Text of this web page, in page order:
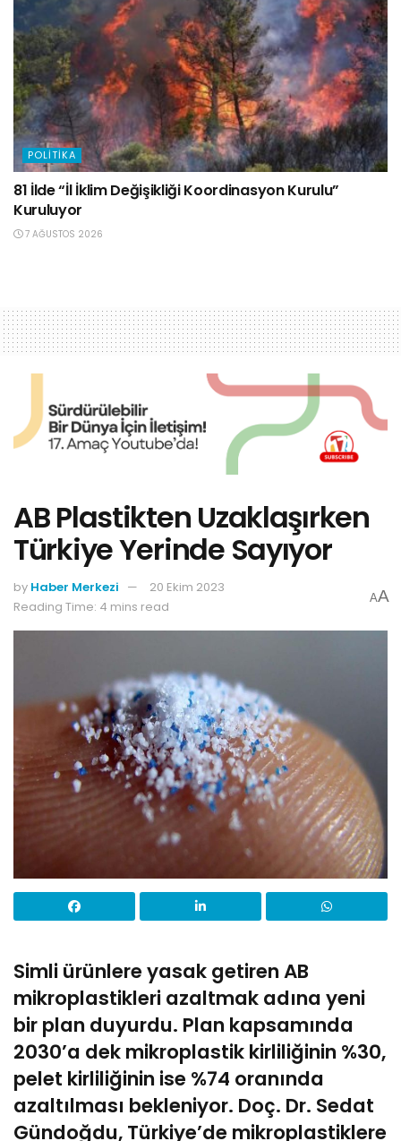
POLITIKA
81 İlde “İl İklim Değişikliği Koordinasyon Kurulu”
Kuruluyor
7 AĞUSTOS 2026
AB Plastikten Uzaklaşırken
Türkiye Yerinde Sayıyor
by Haber Merkezi
20 Ekim 2023
Reading Time: 4 mins read
AA
Simli ürünlere yasak getiren AB
mikroplastikleri azaltmak adına yeni
bir plan duyurdu. Plan kapsamında
2030’a dek mikroplastik kirliliğinin %30,
pelet kirliliğinin ise %74 oranında
azaltılması bekleniyor. Doç. Dr. Sedat
Gündoğdu, Türkiye’de mikroplastiklere